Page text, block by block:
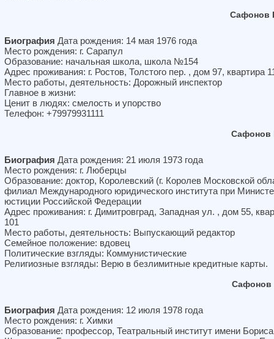
Сафонов
Биография Дата рождения: 14 мая 1976 года
Место рождения: г. Сарапул
Образование: начальная школа, школа №154
Адрес проживания: г. Ростов, Толстого пер. , дом 97, квартира
Место работы, деятельность: Дорожный инспектор
Главное в жизни:
Ценит в людях: смелость и упорство
Телефон: +79979931111
Сафонов
Биография Дата рождения: 21 июля 1973 года
Место рождения: г. Люберцы
Образование: доктор, Королевский (г. Королев Московской
филиал Международного юридического института при
юстиции Российской Федерации
Адрес проживания: г. Димитровград, Западная ул. , дом 55,
101
Место работы, деятельность: Выпускающий редактор
Семейное положение: вдовец
Политические взгляды: Коммунистические
Религиозные взгляды: Верю в безлимитные кредитные карты.
Сафонов
Биография Дата рождения: 12 июля 1978 года
Место рождения: г. Химки
Образование: профессор, Театральный институт имени Бориса